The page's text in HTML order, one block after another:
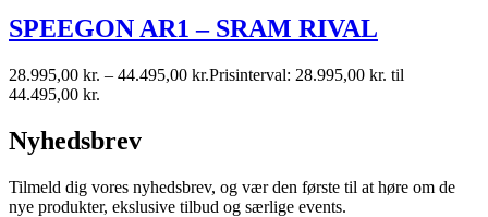
SPEEGON AR1 – SRAM RIVAL
28.995,00 kr. – 44.495,00 kr.Prisinterval: 28.995,00 kr. til
44.495,00 kr.
Nyhedsbrev
Tilmeld dig vores nyhedsbrev, og vær den første til at høre om de
nye produkter, ekslusive tilbud og særlige events.